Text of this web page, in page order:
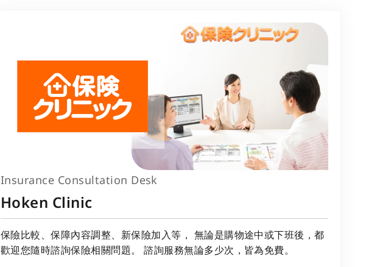
Insurance Consultation Desk
Hoken Clinic
保險比較、保障內容調整、新保險加入等， 無論是購物途中或下班後，都
歡迎您隨時諮詢保險相關問題。 諮詢服務無論多少次，皆為免費。